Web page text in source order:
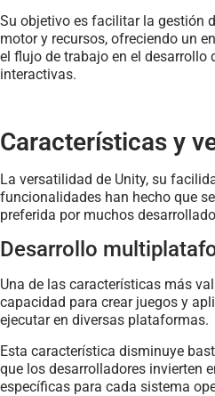
Su objetivo es facilitar la gestión
motor y recursos, ofreciendo un
el flujo de trabajo en el desarrollo
interactivas.
Características y
La versatilidad de Unity, su
funcionalidades han hecho que
preferida por muchos
Desarrollo
Una de las características más
capacidad para crear juegos y
ejecutar en diversas plataformas.
Esta característica disminuye
que los desarrolladores invierten
específicas para cada sistema